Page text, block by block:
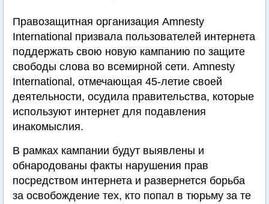
Правозащитная организация Amnesty
International призвала пользователей интернета
поддержать свою новую кампанию по защите
свободы слова во всемирной сети. Amnesty
International, отмечающая 45-летие своей
деятельности, осудила правительства, которые
используют интернет для подавления
инакомыслия.
В рамках кампании будут выявлены и
обнародованы факты нарушения прав
посредством интернета и развернется борьба
за освобождение тех, кто попал в тюрьму за те